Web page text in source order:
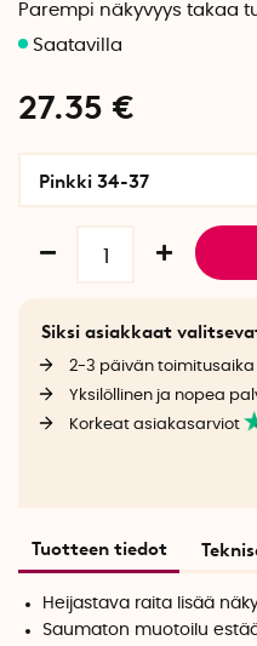
Parempi näkyvyys takaa
27.35 €
Pinkki 34-37
Siksi asiakkaat
2-3 päivän toimitusaika
Yksilöllinen ja nopea
Korkeat asiakasarviot
Tuotteen tiedot
Heijastava raita lisää
Saumaton muotoilu